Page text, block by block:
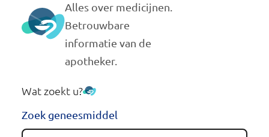
Alles over medicijnen.
Betrouwbare
informatie van de
apotheker.
Wat zoekt u?
Zoek geneesmiddel